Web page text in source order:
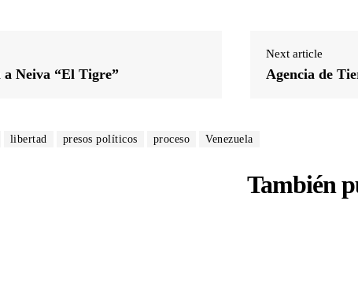
a Neiva “El Tigre”
Next article
Agencia de
libertad presos políticos proceso Venezuela
También